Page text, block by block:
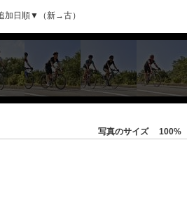
加日順▼（新→古）
写真のサイズ 100%